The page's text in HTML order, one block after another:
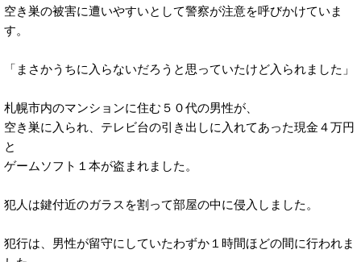
空き巣の被害に遭いやすいとして警察が注意を呼びかけていま
す。
「まさかうちに入らないだろうと思っていたけど入られました」
札幌市内のマンションに住む５０代の男性が、
空き巣に入られ、テレビ台の引き出しに入れてあった現金４万円
と
ゲームソフト１本が盗まれました。
犯人は鍵付近のガラスを割って部屋の中に侵入しました。
犯行は、男性が留守にしていたわずか１時間ほどの間に行われま